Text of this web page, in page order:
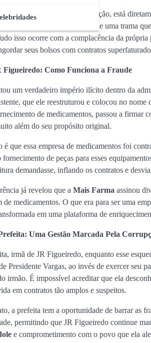
Vargas, que busca a reeleição, está
é o operador principal de uma trama
isso ocorre com a complacência da
seus bolsos com contratos
Figueiredo: Como Funciona a Fraude
um verdadeiro império ilícito dentro da
que ele reestruturou e colocou no
de medicamentos, passou a firmar
além do seu propósito original.
é que essa empresa de medicamentos foi
fornecimento de peças para esses
demandasse, inflando os contratos e
já revelou que a Mais Farma assinou
medicamentos. O que era para ser uma
em uma plataforma de
Uma Gestão Marcada Pela
irmã de JR Figueiredo, enquanto esse
Presidente Vargas, ao invés de exercer seu
irmão. É impossível acreditar que ela
em contratos tão amplos e suspeitos.
a prefeita tem a oportunidade de barrar as
permitindo que JR Figueiredo continue
e comprometimento com o povo que ela